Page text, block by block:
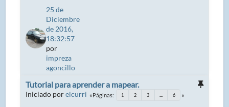
25 de
Diciembre
de 2016,
18:32:57
por
impreza
agoncillo
Tutorial para aprender a mapear.
Iniciado porelcurri Páginas 1 2 3 6